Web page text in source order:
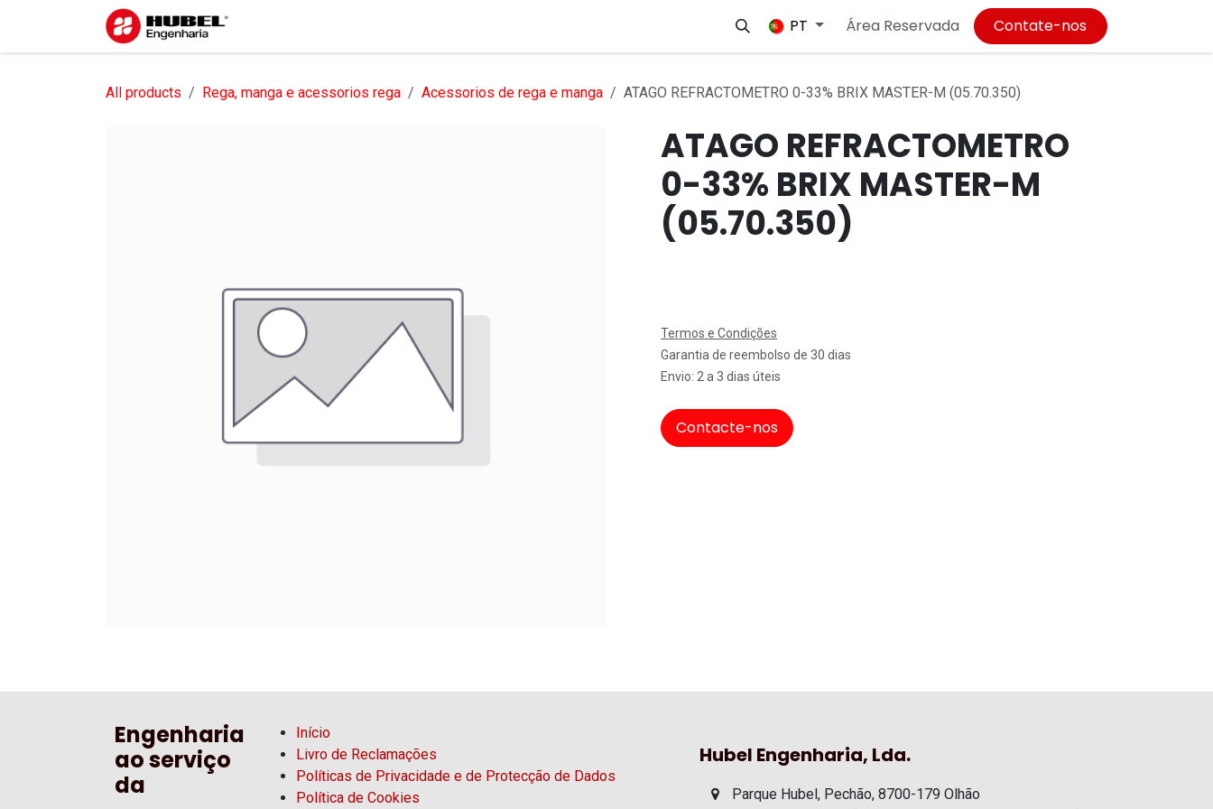
Pular para o conteúdo
Empregos
PT Área Reservada Contate-nos
All products Rega, manga e acessorios rega Acessorios de rega e manga ATAGO REFRACTOMETRO 0-33% BRIX MASTER-M (05.70.350)
ATAGO REFRACTOMETRO
0-33% BRIX MASTER-M
(05.70.350)
Termos e Condições
Garantia de reembolso de 30 dias
Envio: 2 a 3 dias úteis
Contacte-nos
Hubel Engenharia, Lda.
Parque Hubel, Pechão, 8700-179 Olhão
Engenharia
ao serviço
da
Início
Livro de Reclamações
Políticas de Privacidade e de Protecção de Dados
Política de Cookies